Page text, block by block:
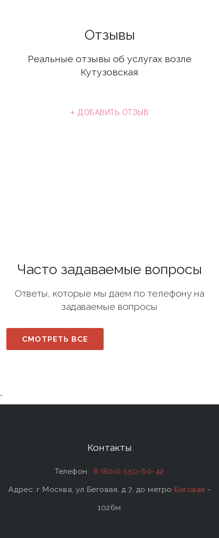
Отзывы
Реальные отзывы об услугах возле
Кутузовская
+ ДОБАВИТЬ ОТЗЫВ
Часто задаваемые вопросы
Ответы, которые мы даем по телефону на
задаваемые вопросы
СМОТРЕТЬ ВСЕ
`
Контакты
Телефон: 8 (800) 550-60-42
Адрес: г Москва, ул Беговая, д 7, до метро Беговая -
1026м